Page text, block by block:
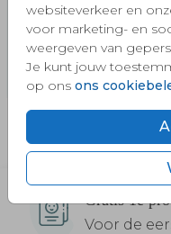
websiteverkeer en
voor marketing- en
weergeven van
Je kunt jouw
op ons ons
Gratis 1e
Voor de